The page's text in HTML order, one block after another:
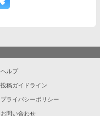
ヘルプ
投稿ガイドライン
プライバシーポリシー
お問い合わせ